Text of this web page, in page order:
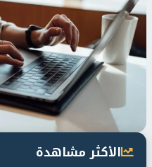
الأكثر مشاهدة